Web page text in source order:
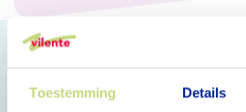
Toestemming Details
Mijn cliëntportaal
In het Elektronisch